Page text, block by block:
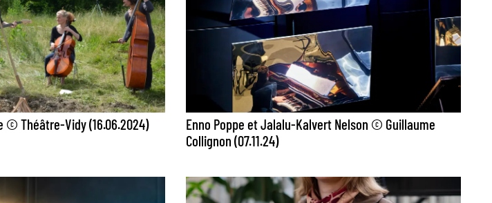
© Théâtre-Vidy (16.06.2024)
Enno Poppe et Jalalu-Kalvert Nelson © Guillaume
Collignon (07.11.24)